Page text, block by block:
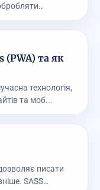
(PWA) та як
технологія,
та моб...
писати
SASS